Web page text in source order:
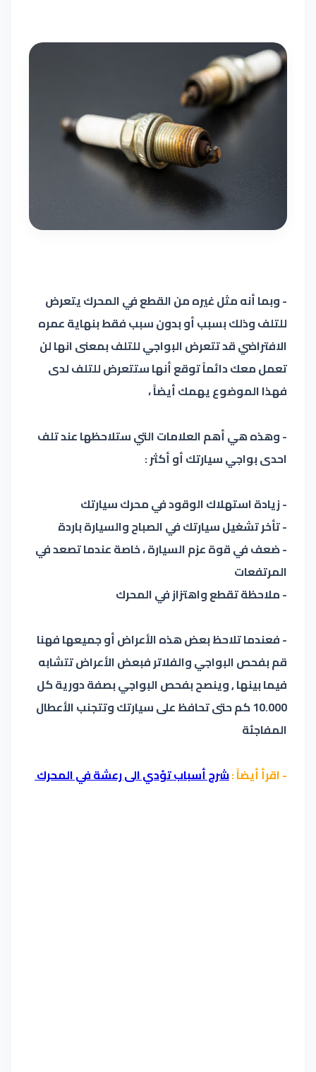
- وبما أنه مثل غيره من القطع في المحرك يتعرض
للتلف وذلك بسبب أو بدون سبب فقط بنهاية عمره
الافتراضي قد تتعرض البواجي للتلف بمعنى انها لن
تعمل معك دائماً توقع أنها ستتعرض للتلف لدى
فهذا الموضوع يهمك أيضاً ،
- وهذه هي أهم العلامات التي ستلاحظها عند تلف
احدى بواجي سيارتك أو أكثر :
- زيادة استهلاك الوقود في محرك سيارتك
- تأخر تشغيل سيارتك في الصباح والسيارة باردة
- ضعف في قوة عزم السيارة ، خاصة عندما تصعد في
المرتفعات
- ملاحظة تقطع واهتزاز في المحرك
- فعندما تلاحظ بعض هذه الأعراض أو جميعها فهنا
قم بفحص البواجي والفلاتر فبعض الأعراض تتشابه
فيما بينها , وينصح بفحص البواجي بصفة دورية كل
10.000 كم حتى تحافظ على سيارتك وتتجنب الأعطال
المفاجئة
- اقرأ أيضاً :شرح أسباب تؤدي الى رعشة في المحرك